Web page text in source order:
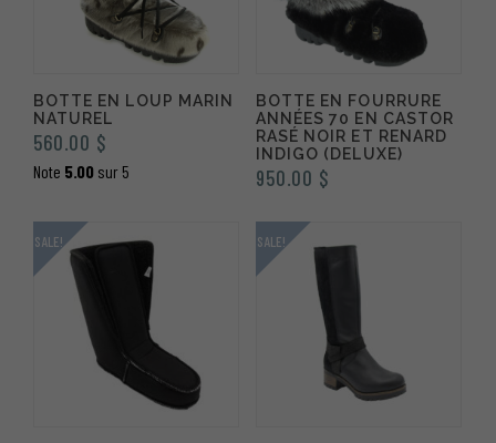
BOTTE EN LOUP MARIN
NATUREL
560.00 $
Note 5.00 sur 5
BOTTE EN FOURRURE
ANNÉES 70 EN CASTOR
RASÉ NOIR ET RENARD
INDIGO (DELUXE)
950.00 $
SALE! SALE!